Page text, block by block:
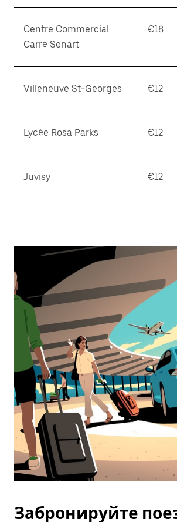
Centre Commercial
Carré Senart
€18
Villeneuve St-Georges €12
Lycée Rosa Parks €12
Juvisy €12
Забронируйте